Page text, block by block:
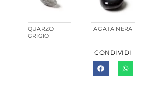
QUARZO
GRIGIO
AGATA NERA
CONDIVIDI